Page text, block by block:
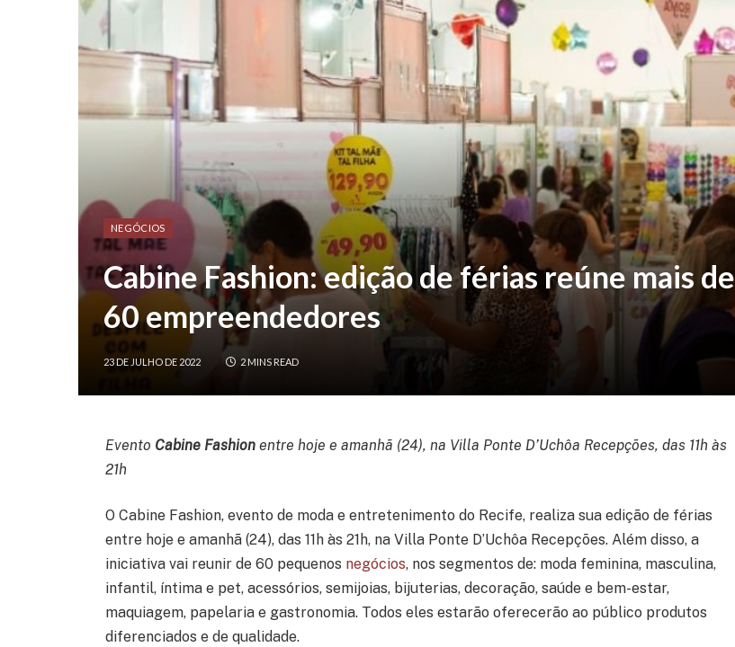
NEGÓCIOS
Cabine Fashion: edição de férias reúne mais de
60 empreendedores
23 DE JULHO DE 2022 2 MINS READ
Evento Cabine Fashion entre hoje e amanhã (24), na Villa Ponte D’Uchôa Recepções, das 11h às
21h
O Cabine Fashion, evento de moda e entretenimento do Recife, realiza sua edição de férias
entre hoje e amanhã (24), das 11h às 21h, na Villa Ponte D’Uchôa Recepções. Além disso, a
iniciativa vai reunir de 60 pequenos negócios, nos segmentos de: moda feminina, masculina,
infantil, íntima e pet, acessórios, semijoias, bijuterias, decoração, saúde e bem-estar,
maquiagem, papelaria e gastronomia. Todos eles estarão oferecerão ao público produtos
diferenciados e de qualidade.